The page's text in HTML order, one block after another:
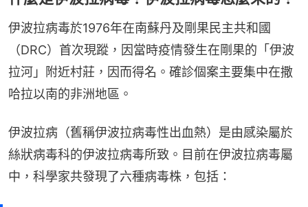
伊波拉病毒於1976年在南蘇丹及剛果民主共和國
（DRC）首次現蹤，因當時疫情發生在剛果的「伊波
拉河」附近村莊，因而得名。確診個案主要集中在撒
哈拉以南的非洲地區。
伊波拉病（舊稱伊波拉病毒性出血熱）是由感染屬於
絲狀病毒科的伊波拉病毒所致。目前在伊波拉病毒屬
中，科學家共發現了六種病毒株，包括：